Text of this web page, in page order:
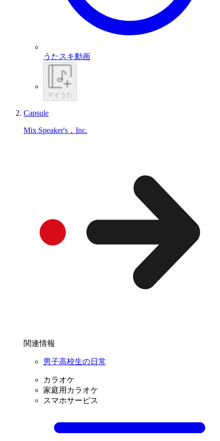
うたスキ動画
マイうた
Capsule
Mix Speaker's，Inc.
関連情報
男子高校生の日常
カラオケ
家庭用カラオケ
スマホサービス